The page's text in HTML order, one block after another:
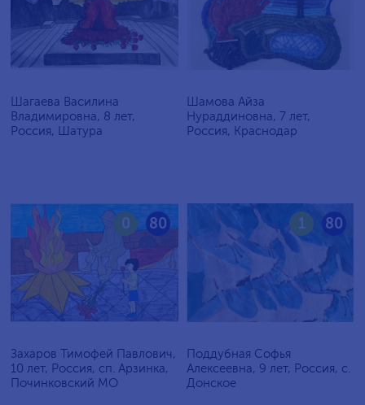
Шагаева Василина
Владимировна, 8 лет,
Россия, Шатура
Шамова Айза
Нураддиновна, 7 лет,
Россия, Краснодар
80
0
Захаров Тимофей Павлович,
10 лет, Россия, сп. Арзинка,
Починковский МО
80
1
Поддубная Софья
Алексеевна, 9 лет, Россия, c.
Донское